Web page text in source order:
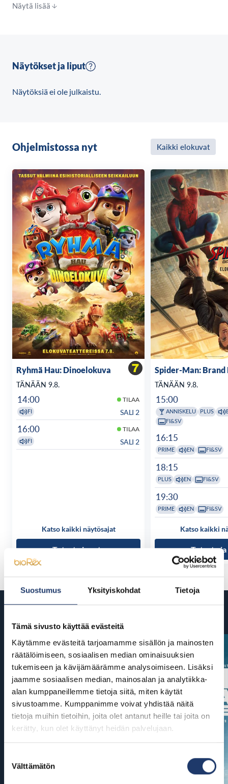
Suostumus Yksityiskohdat Tietoja
Tämä sivusto käyttää evästeitä
Käytämme evästeitä tarjoamamme sisällön ja mainosten
räätälöimiseen, sosiaalisen median ominaisuuksien
tukemiseen ja kävijämäärämme analysoimiseen. Lisäksi
jaamme sosiaalisen median, mainosalan ja analytiikka-
alan kumppaneillemme tietoja siitä, miten käytät
sivustoamme. Kumppanimme voivat yhdistää näitä
tietoja muihin tietoihin, joita olet antanut heille tai joita on
kerätty, kun olet käyttänyt heidän palvelujaan.
valinta
Välttämätön
aika on ohi – nyt hän haluaa jonkun, joka antaa
pääosassa Daniel Craig uransa rohkeimmassa
Perustuu William S. Burroughsin samannimiseen
Näytä lisää
Näytökset ja liput
Näytöksiä ei ole julkaistu.
Ohjelmistossa nyt Kaikki elokuvat
Ryhmä Hau: Dinoelokuva
TÄNÄÄN 9.8.
14:00 TILAA
FI SALI 2
16:00 TILAA
FI SALI 2
Katso kaikki näytösajat
Tutustu ja osta
Spider-Man: Brand
TÄNÄÄN 9.8.
15:00
ANNISKELU PLUS
FI&SV
16:15
PRIME EN FI&SV
18:15
PLUS EN FI&SV
19:30
PRIME EN FI&SV
Katso kaikki
Tutustu ja